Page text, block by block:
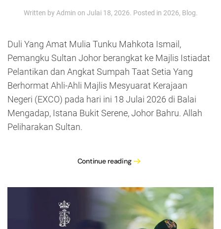
Written by Admin on Julai 18, 2026. Posted in 2026, Blog.
Duli Yang Amat Mulia Tunku Mahkota Ismail,
Pemangku Sultan Johor berangkat ke Majlis Istiadat
Pelantikan dan Angkat Sumpah Taat Setia Yang
Berhormat Ahli-Ahli Majlis Mesyuarat Kerajaan
Negeri (EXCO) pada hari ini 18 Julai 2026 di Balai
Mengadap, Istana Bukit Serene, Johor Bahru. Allah
Peliharakan Sultan.
Continue reading